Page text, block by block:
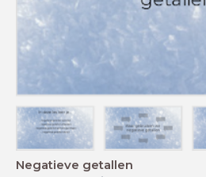
Negatieve getallen